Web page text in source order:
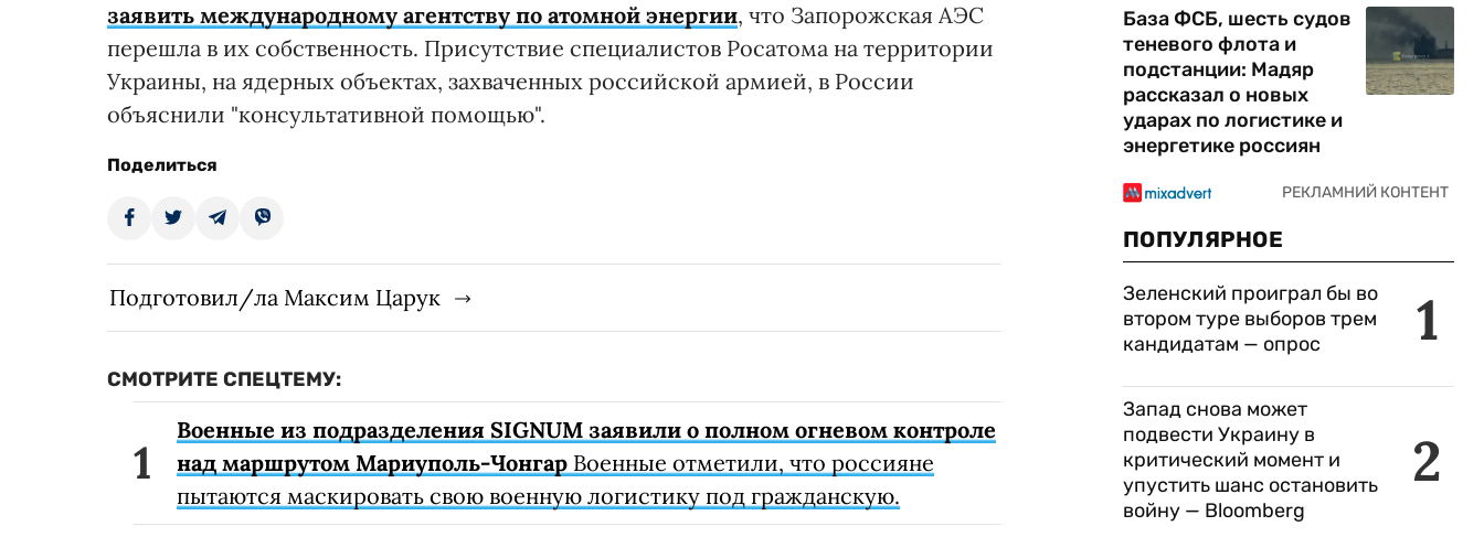
заявить международному агентству по атомной энергии, что Запорожская АЭС
перешла в их собственность. Присутствие специалистов Росатома на территории
Украины, на ядерных объектах, захваченных российской армией, в России
объяснили "консультативной помощью".
Поделиться
Подготовил/ла Максим Царук
СМОТРИТЕ СПЕЦТЕМУ:
Военные из подразделения SIGNUM заявили о полном огневом контроле
над маршрутом Мариуполь-Чонгар Военные отметили, что россияне
пытаются маскировать свою военную логистику под гражданскую.
База ФСБ, шесть судов
теневого флота и
подстанции: Мадяр
рассказал о новых
ударах по логистике и
энергетике россиян
ПОПУЛЯРНОЕ
1
Зеленский проиграл бы во
втором туре выборов трем
кандидатам — опрос
2
Запад снова может
подвести Украину в
критический момент и
упустить шанс остановить
войну — Bloomberg